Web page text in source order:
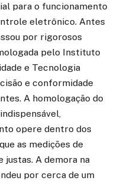
para o funcionamento
eletrônico. Antes
por rigorosos
pelo Instituto
e Tecnologia
e conformidade
A homologação do
opere dentro dos
as medições de
justas. A demora na
por cerca de um